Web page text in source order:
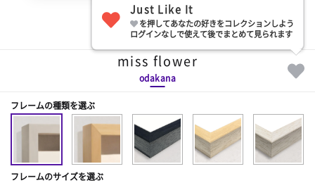
部屋に飾る
miss flower
odakana
フレームの種類を選ぶ
フレームのサイズを選ぶ
Just Like It
を押してあなたの好きをコレクションしよう
ログインなしで使えて後でまとめて見られます